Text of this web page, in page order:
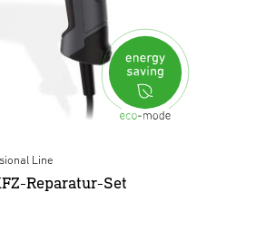
Line
Reparatur-Set